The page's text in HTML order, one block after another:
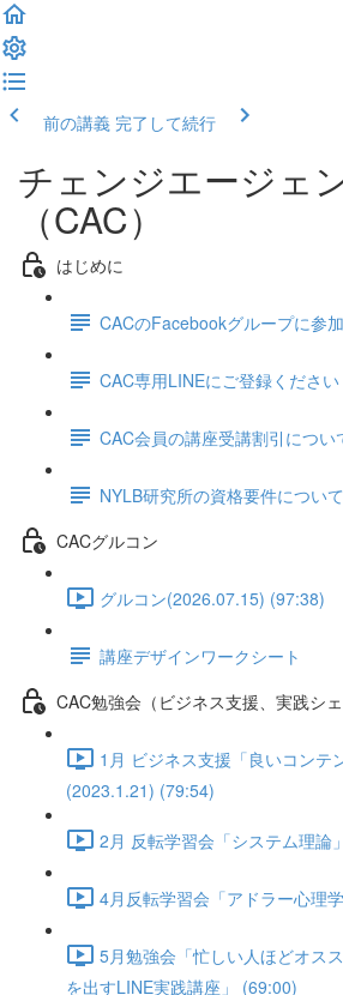
前の講義 完了して続行
チェンジエージェ
（CAC）
はじめに
CACのFacebookグループに参
CAC専用LINEにご登録ください
CAC会員の講座受講割引につい
NYLB研究所の資格要件について
CACグルコン
グルコン(2026.07.15) (97:38)
講座デザインワークシート
CAC勉強会（ビジネス支援、実践シ
1月 ビジネス支援「良いコンテ
(2023.1.21) (79:54)
2月 反転学習会「システム理論
4月反転学習会「アドラー心理
5月勉強会「忙しい人ほどオス
を出すLINE実践講座」 (69:00)